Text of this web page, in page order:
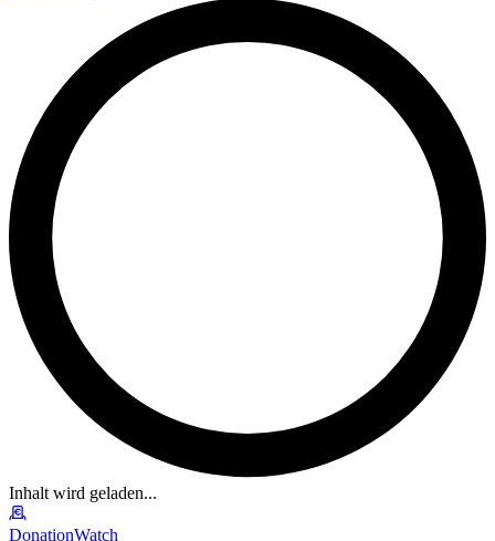
Inhalt wird geladen...
DonationWatch